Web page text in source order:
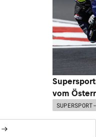
vom
SUPERSPORT-